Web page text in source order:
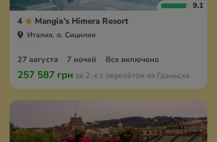
9.1
4 Mangia's Himera Resort
Италия, о. Сицилия
27 августа 7 ночей Все включено
257 587 грн за 2-х с перелётом из Гданьска